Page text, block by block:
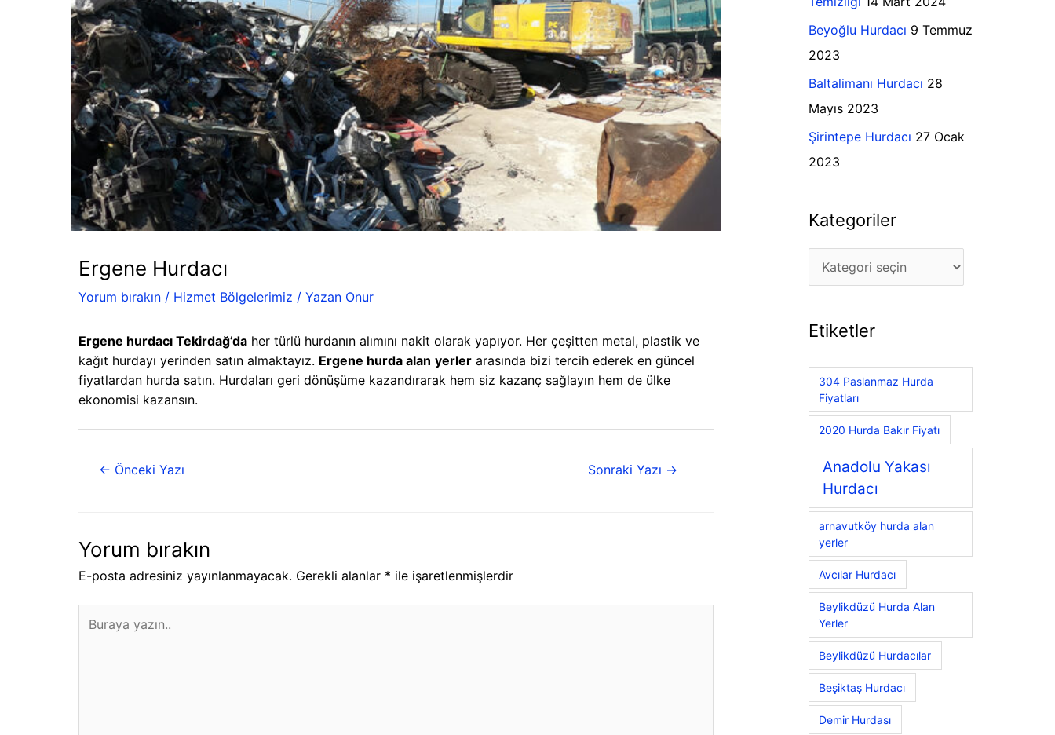
Ergene Hurdacı
Yorum bırakın / Hizmet Bölgelerimiz / Yazan Onur
Ergene hurdacı Tekirdağ’daher türlü hurdanın alımını nakit olarak yapıyor. Her çeşitten metal, plastik ve
kağıt hurdayı yerinden satın almaktayız. Ergene hurda alan yerlerarasında bizi tercih ederek en güncel
fiyatlardan hurda satın. Hurdaları geri dönüşüme kazandırarak hem siz kazanç sağlayın hem de ülke
ekonomisi kazansın.
← Önceki Yazı Sonraki Yazı →
Yorum bırakın
E-posta adresiniz yayınlanmayacak. Gerekli alanlar * ile işaretlenmişlerdir
yazın..
r
Beyoğlu Hurdacı 9 Temmuz
2023
Baltalimanı Hurdacı 28
Mayıs 2023
Şirintepe Hurdacı 27 Ocak
2023
Kategoriler
e
r
Etiketler
304 Paslanmaz Hurda
Fiyatları
2020 Hurda Bakır Fiyatı
Anadolu Yakası
Hurdacı
arnavutköy hurda alan
yerler
Avcılar Hurdacı
Beylikdüzü Hurda Alan
Yerler
Beylikdüzü Hurdacılar
Beşiktaş Hurdacı
Demir Hurdası